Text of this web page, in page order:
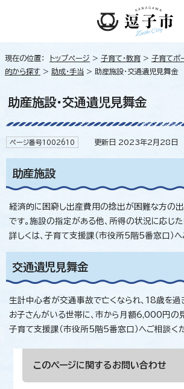
現在の位置： トップページ > 子育て・教育 > 子育てポ
的から探す > 助成・手当 > 助産施設・交通遺児見舞金
助産施設・交通遺児見舞金
ページ番号1002610 更新日 2023年2月28日
助産施設
経済的に困窮し出産費用の捻出が困難な方の出
です。施設の指定がある他、所得の状況に応じた
詳しくは、子育て支援課（市役所5階5番窓口）へ
交通遺児見舞金
生計中心者が交通事故で亡くなられ、18歳を
お子さんがいる世帯に、市から月額6,000円の
子育て支援課（市役所5階5番窓口）へご相談く
このページに関する お問い合わせ